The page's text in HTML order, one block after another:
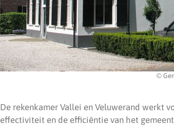
©
De rekenkamer Vallei en Veluwerand werkt
effectiviteit en de efficiëntie van het